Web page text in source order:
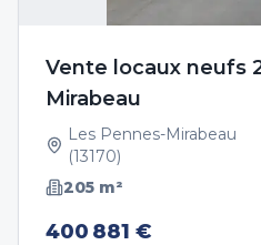
Vente locaux neufs
Mirabeau
Les Pennes-Mirabeau
(13170)
205 m²
400 881 €